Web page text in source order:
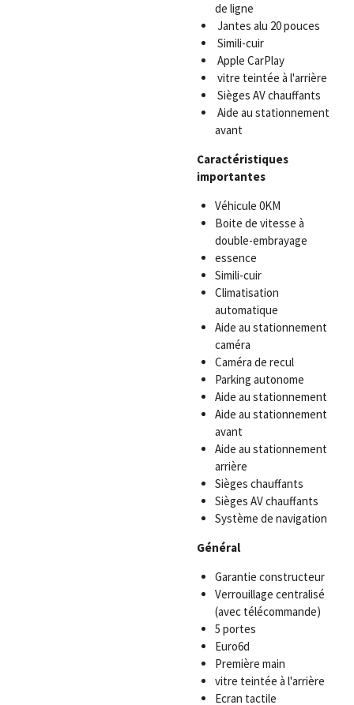
de ligne
Jantes alu 20 pouces
Simili-cuir
Apple CarPlay
vitre teintée à l'arrière
Sièges AV chauffants
Aide au stationnement
avant
Caractéristiques
importantes
Véhicule 0KM
Boite de vitesse à
double-embrayage
essence
Simili-cuir
Climatisation
automatique
Aide au stationnement
caméra
Caméra de recul
Parking autonome
Aide au stationnement
Aide au stationnement
avant
Aide au stationnement
arrière
Sièges chauffants
Sièges AV chauffants
Système de navigation
Général
Garantie constructeur
Verrouillage centralisé
(avec télécommande)
5 portes
Euro6d
Première main
vitre teintée à l'arrière
Ecran tactile